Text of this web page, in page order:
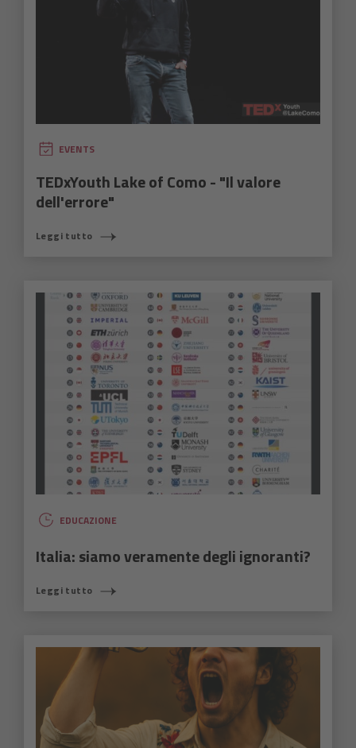
EVENTS
TEDxYouth Lake of Como - "Il valore
dell'errore"
Leggi tutto
EDUCAZIONE
Italia: siamo veramente degli ignoranti?
Leggi tutto